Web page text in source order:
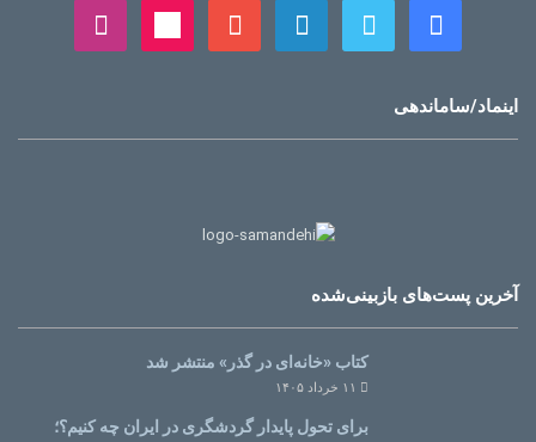
اینماد/ساماندهی
آخرین پست‌های بازبینی‌شده
کتاب «خانه‌ای در گذر» منتشر شد
۱۱ خرداد ۱۴۰۵
برای تحول پایدار گردشگری در ایران چه کنیم؟؛